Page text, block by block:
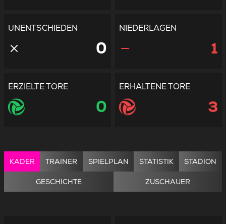
UNENTSCHIEDEN
0
NIEDERLAGEN
1
ERZIELTE TORE
0
ERHALTENE TORE
3
KADER TRAINER SPIELPLAN STATISTIK STADION
GESCHICHTE ZUSCHAUER